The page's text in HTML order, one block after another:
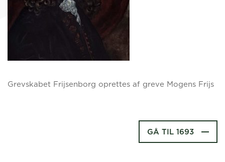
Grevskabet Frijsenborg oprettes af greve Mogens Frijs
GÅ TIL 1693